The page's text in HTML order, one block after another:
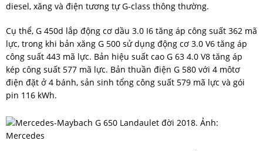
diesel, xăng và điện tương tự G-class thông thường.
Cụ thể, G 450d lắp động cơ dầu 3.0 I6 tăng áp công suất 362 mã
lực, trong khi bản xăng G 500 sử dụng động cơ 3.0 V6 tăng áp
công suất 443 mã lực. Bản hiệu suất cao G 63 4.0 V8 tăng áp
kép công suất 577 mã lực. Bản thuần điện G 580 với 4 môtơ
điện đặt ở 4 bánh, sản sinh tổng công suất 579 mã lực và gói
pin 116 kWh.